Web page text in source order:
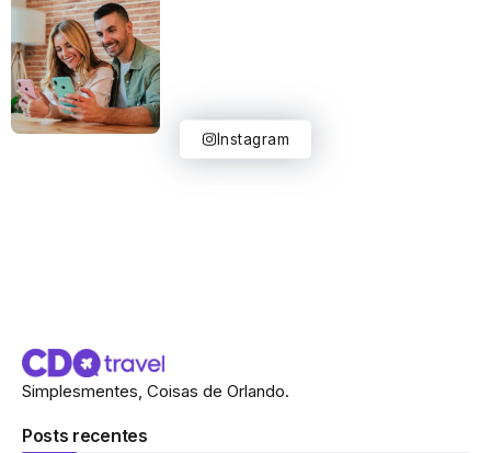
Instagram
Simplesmentes, Coisas de Orlando.
Posts recentes